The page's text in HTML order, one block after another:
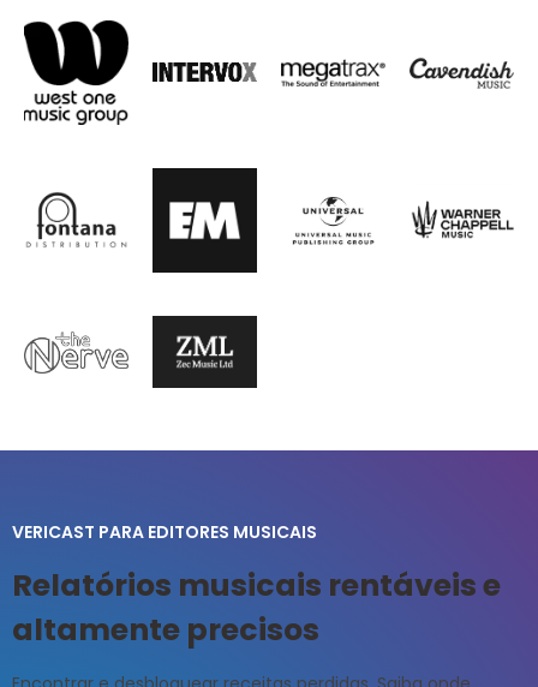
VERICAST PARA EDITORES MUSICAIS
Relatórios musicais rentáveis e
altamente precisos